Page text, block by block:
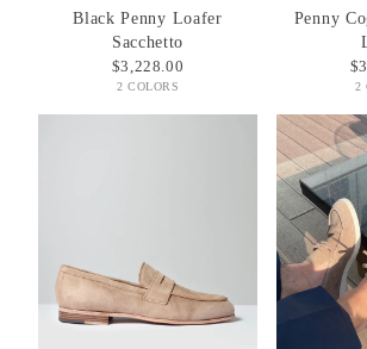
Black Penny Loafer
Sacchetto
$3,228.00
2 COLORS
Penny
2